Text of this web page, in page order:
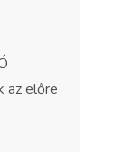
az előre